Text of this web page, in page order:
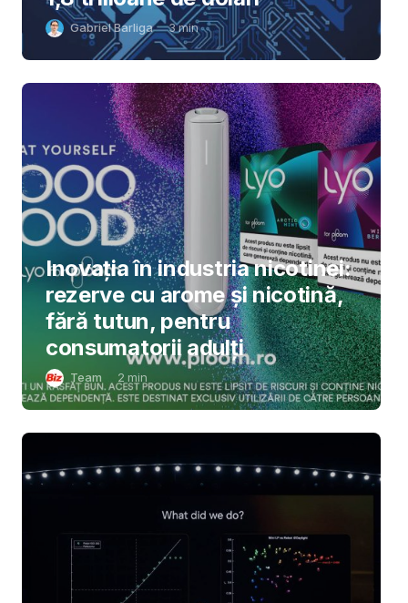
Gabriel Barliga 3min
Inovația în industria nicotinei:
rezerve cu arome și nicotină,
fără tutun, pentru
consumatorii adulți
Team 2 min